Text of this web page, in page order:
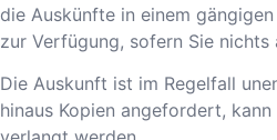
die Auskünfte in einem
zur Verfügung, sofern Sie nichts
Die Auskunft ist im Regelfall
hinaus Kopien angefordert,